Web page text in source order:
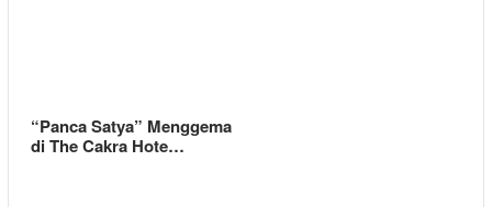
“Panca Satya” Menggema
di The Cakra Hote…